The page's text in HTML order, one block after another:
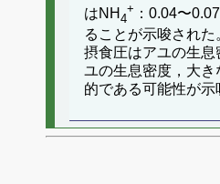
はNH 4
+ ：0.04〜
ることが示唆された
摂食圧はアユの生
ユの生息密度，大
的である可能性が示